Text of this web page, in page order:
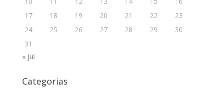
17
18 19 20 21 22
23
24
25 26 27 28 29
30
31
« jul
Categorias